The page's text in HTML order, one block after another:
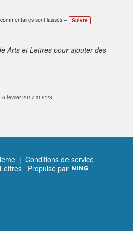
sont laissés –
Suivre
Arts et Lettres pour ajouter des
6 février 2017 at 9:28
| Conditions de service
Propulsé par